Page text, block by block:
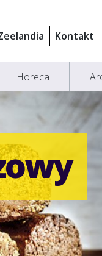
Kontakt
Horeca